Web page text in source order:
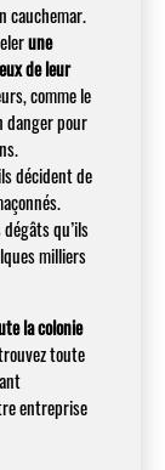
cauchemar.
une
de leur
comme le
danger pour
décident de
qu’ils
milliers
la colonie
toute
entreprise